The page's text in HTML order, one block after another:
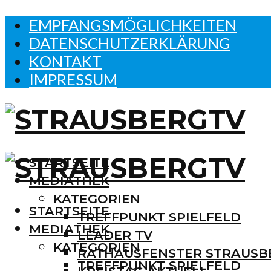
EMPFANGSMÖGLICHKEITEN
DATENSCHUTZERKLÄRUNG
KONTAKT
IMPRESSUM
STARTSEITE
MEDIATHEK
KATEGORIEN
TREFFPUNKT SPIELFELD
LEADER TV
RATHAUSFENSTER
STARTSEITE
MEDIATHEK
KATEGORIEN
TREFFPUNKT SPIELFELD